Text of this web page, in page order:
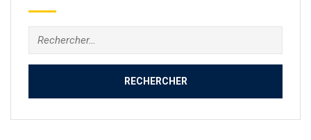
Rechercher :